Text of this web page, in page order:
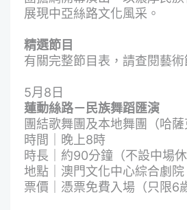
展現中亞絲路文化風采。
精選節目
有關完整節目表，請查閱藝術
5月8日
蓮動絲路－民族舞蹈匯演
團結歌舞團及本地舞團（哈薩
時間｜晚上8時
時長｜約90分鐘（不設中場休
地點｜澳門文化中心綜合劇院
票價｜憑票免費入場（只限6